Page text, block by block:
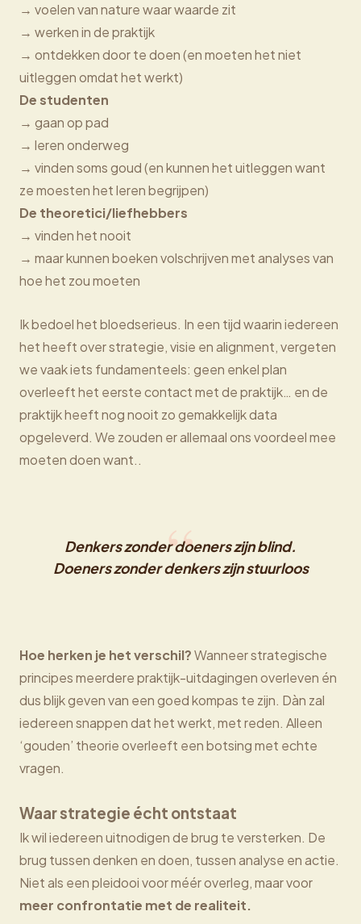
→ voelen van nature waar waarde zit
→ werken in de praktijk
→ ontdekken door te doen (en moeten het niet
uitleggen omdat het werkt)
De studenten
→ gaan op pad
→ leren onderweg
→ vinden soms goud (en kunnen het uitleggen want
ze moesten het leren begrijpen)
De theoretici/liefhebbers
→ vinden het nooit
→ maar kunnen boeken volschrijven met analyses van
hoe het zou moeten
Ik bedoel het bloedserieus. In een tijd waarin iedereen
het heeft over strategie, visie en alignment, vergeten
we vaak iets fundamenteels: geen enkel plan
overleeft het eerste contact met de praktijk… en de
praktijk heeft nog nooit zo gemakkelijk data
opgeleverd. We zouden er allemaal ons voordeel mee
moeten doen want..
Denkers zonder doeners zijn blind.
Doeners zonder denkers zijn stuurloos
Hoe herken je het verschil?Wanneer strategische
principes meerdere praktijk-uitdagingen overleven én
dus blijk geven van een goed kompas te zijn. Dàn zal
iedereen snappen dat het werkt, met reden. Alleen
‘gouden’ theorie overleeft een botsing met echte
vragen.
Waar strategie écht ontstaat
Ik wil iedereen uitnodigen de brug te versterken. De
brug tussen denken en doen, tussen analyse en actie.
Niet als een pleidooi voor méér overleg, maar voor
meer confrontatie met de realiteit.